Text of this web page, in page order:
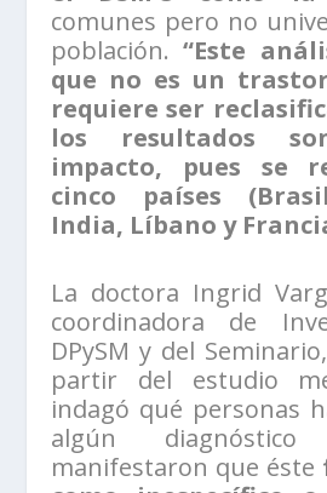
comunes pero no
población.“Este
que no es un
requiere ser
los resultados
impacto, pues se
cinco países
India, Líbano y
La doctora Ingrid
coordinadora de
DPySM y del
partir del estudio
indagó qué personas
algún
manifestaron que éste